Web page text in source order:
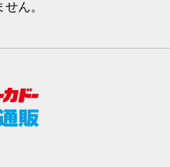
ん。